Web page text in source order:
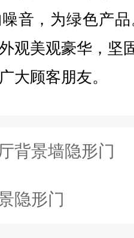
音，为绿色产
观美观豪华，坚
顾客朋友。
背景墙隐形门
隐形门